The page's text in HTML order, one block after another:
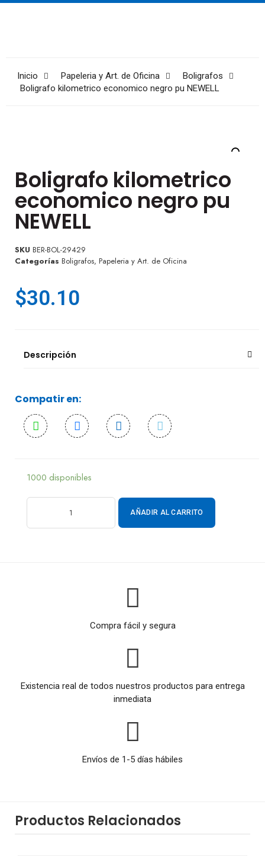
Inicio Papeleria y Art. de Oficina
Boligrafos
Boligrafo kilometrico economico negro pu NEWELL
Boligrafo kilometrico
economico negro pu
NEWELL
SKU BER-BOL-29429
Categorías Boligrafos, Papeleria y Art. de Oficina
$30.10
Descripción
Compatir en:
1000 disponibles
AÑADIR AL CARRITO
Compra fácil y segura
Existencia real de todos nuestros productos para entrega
inmediata
Envíos de 1-5 días hábiles
Productos Relacionados